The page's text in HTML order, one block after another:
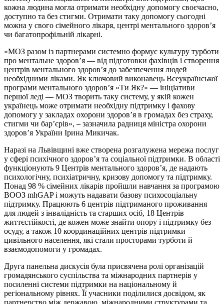
кожна людина могла отримати необхідну допомогу своєчасно,
доступно та без стигми. Отримати таку допомогу сьогодні
можна у свого сімейного лікаря, центрі ментального здоров’я
чи багатопрофільній лікарні.
«МОЗ разом із партнерами системно формує культуру турботи
про ментальне здоров’я — від підготовки фахівців і створення
центрів ментального здоров’я до забезпечення людей
необхідними ліками. Як ключовий виконавець Всеукраїнської
програми ментального здоров’я «Ти Як?» — ініціативи
першої леді — МОЗ творить таку систему, у якій кожен
українець може отримати необхідну підтримку і фахову
допомогу у закладах охорони здоров’я в громадах без страху,
стигми чи бар’єрів», – зазначила радниця міністра охорони
здоров’я України Ірина Микичак.
Наразі на Львівщині вже створена розгалужена мережа послуг
у сфері психічного здоров’я та соціальної підтримки. В області
функціонують 9 Центрів ментального здоров’я, де надають
психологічну, психіатричну, кризову допомогу та підтримку.
Понад 98 % сімейних лікарів пройшли навчання за програмою
ВООЗ mhGAP і можуть надавати базову психосоціальну
підтримку. Працюють 6 центрів підтриманого проживання
для людей з інвалідність та старших осіб, 18 Центрів
життєстійкості, де кожен може знайти опору і підтримку без
осуду, а також 10 координаційних центрів підтримки
цивільного населення, які стали просторами турботи й
взаємодопомоги у громадах.
Друга панельна дискусія була присвячена ролі організацій
громадянського суспільства та міжнародних партнерів у
посиленні системи підтримки на національному й
регіональному рівнях. Її учасники поділилися досвідом, як